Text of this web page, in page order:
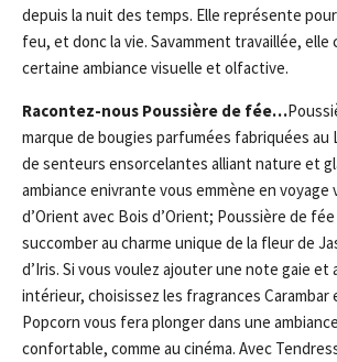
depuis la nuit des temps. Elle représente
feu, et donc la vie. Savamment travaillée, elle
certaine ambiance visuelle et olfactive.
Racontez-nous Poussière de fée…
marque de bougies parfumées fabriquées au
de senteurs ensorcelantes alliant nature et
ambiance enivrante vous emmène en
d’Orient avec Bois d’Orient; Poussière de
succomber au charme unique de la fleur de
d’Iris. Si vous voulez ajouter une note gaie
intérieur, choisissez les fragrances Carambar
Popcorn vous fera plonger dans une
confortable, comme au cinéma. Avec